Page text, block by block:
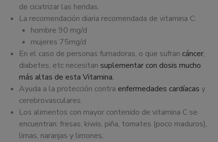
de cicatrizar las heridas.
La recomendación diaria recomendada de vitamina C:
hombre 90 mg/d
mujeres 75mg/d
En el caso de personas fumadoras, o que sufran cáncer,
diabetes, etc necesitan suplementar con dosis mucho
más altas de esta Vitamina.
Ayuda a la protección contra enfermedades cardíacas y
cerebrovasculares.
Los alimentos con mayor contenido de vitamina C se
encuentran: fresas, kiwis, piña, tomates (poco maduros),
limas, naranjas y limones,